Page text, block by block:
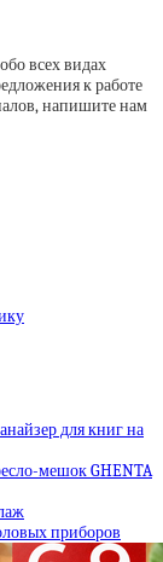
всех видах
к работе
напишите нам
для книг на
мешок GHENTA
приборов